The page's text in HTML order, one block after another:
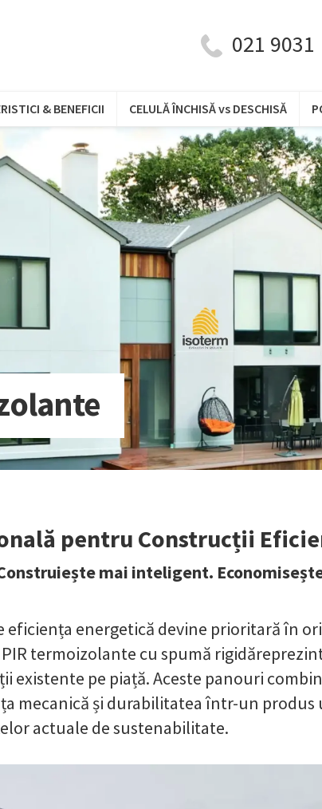
021 9031
& BENEFICII CELULĂ ÎNCHISĂ vs DESCHISĂ
pentru Construcții
mai inteligent.
energetică devine prioritară în
termoizolante cu spumă
existente pe piață. Aceste panouri
mecanică și durabilitatea într-un produs
actuale de sustenabilitate.